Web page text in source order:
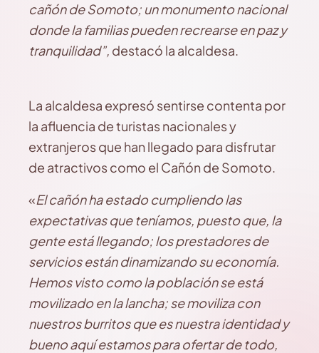
cañón de Somoto; un monumento nacional
donde la familias pueden recrearse en paz y
tranquilidad”, destacó la alcaldesa.
La alcaldesa expresó sentirse contenta por
la afluencia de turistas nacionales y
extranjeros que han llegado para disfrutar
de atractivos como el Cañón de Somoto.
«El cañón ha estado cumpliendo las
expectativas que teníamos, puesto que, la
gente está llegando; los prestadores de
servicios están dinamizando su economía.
Hemos visto como la población se está
movilizado en la lancha; se moviliza con
nuestros burritos que es nuestra identidad y
bueno aquí estamos para ofertar de todo,